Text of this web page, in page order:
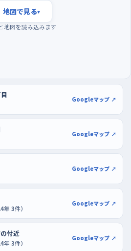
は街全体の車の動きがゆるみ、木曜や
ので、慣れないうちは日曜の午前遅め
い。駐車の練習は、区画が広く通路も
ら、えきマチ1丁目上熊本も使いやす
地図で見る▾
地図を読み込みます
Googleマップ ↗
Googleマップ ↗
Googleマップ ↗
3件）
Googleマップ ↗
付近
3件）
Googleマップ ↗